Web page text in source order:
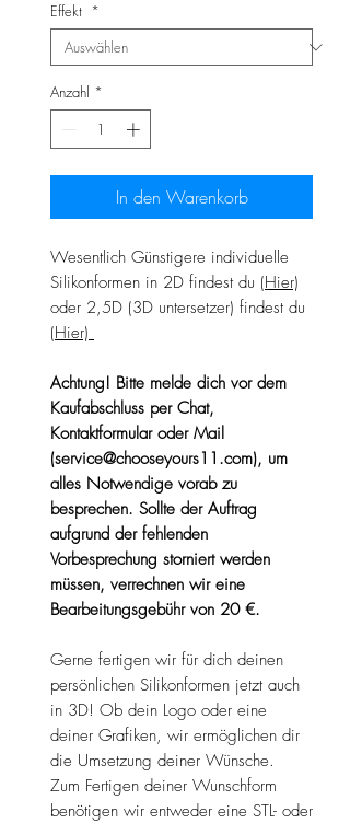
Effekt *
Anzahl *
In den Warenkorb
Wesentlich Günstigere individuelle
Silikonformen in 2D findest du (Hier)
oder 2,5D (3D untersetzer) findest du
(Hier)
Achtung! Bitte melde dich vor dem
Kaufabschluss per Chat,
Kontaktformular oder Mail
(service@chooseyours11.com), um
alles Notwendige vorab zu
besprechen. Sollte der Auftrag
aufgrund der fehlenden
Vorbesprechung storniert werden
müssen, verrechnen wir eine
Bearbeitungsgebühr von 20 €.
Gerne fertigen wir für dich deinen
persönlichen Silikonformen jetzt auch
in 3D! Ob dein Logo oder eine
deiner Grafiken, wir ermöglichen dir
die Umsetzung deiner Wünsche.
Zum Fertigen deiner Wunschform
benötigen wir entweder eine STL- oder